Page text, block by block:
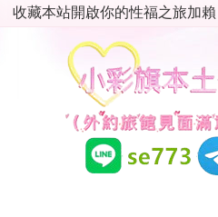
收藏本站開啟你的性福之旅加